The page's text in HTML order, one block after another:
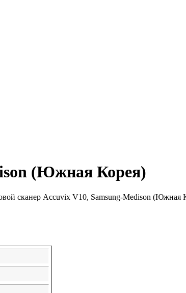
(Южная Корея)
сканер Accuvix V10, Samsung-Medison (Южная